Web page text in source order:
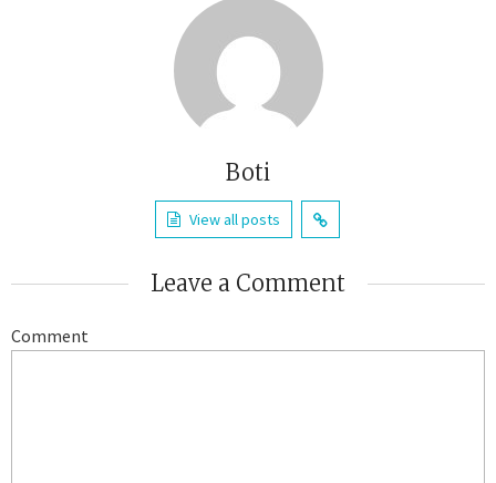
Boti
View all posts
Leave a Comment
Comment